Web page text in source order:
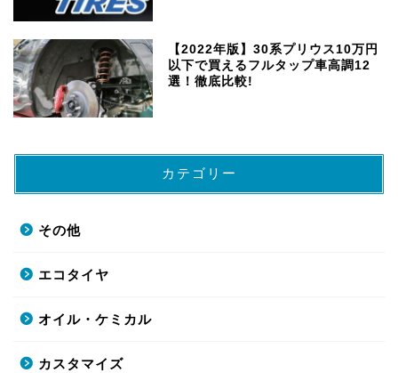
【2022年版】30系プリウス10万円
以下で買えるフルタップ車高調12
選！徹底比較!
カテゴリー
その他
エコタイヤ
オイル・ケミカル
カスタマイズ